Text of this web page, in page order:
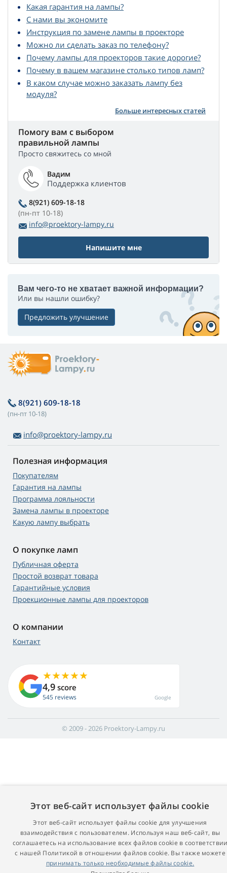
Какая гарантия на лампы?
С нами вы экономите
Инструкция по замене лампы в проекторе
Можно ли сделать заказ по телефону?
Почему лампы для проекторов такие дорогие?
Почему в вашем магазине столько типов ламп?
В каком случае можно заказать лампу без
модуля?
Больше интересных статей
Помогу вам с выбором
правильной лампы
Просто свяжитесь со мной
Вадим
Поддержка клиентов
8(921) 609-18-18
(пн-пт 10-18)
info@proektory-lampy.ru
Напишите мне
Вам чего-то не хватает важной информации?
Или вы нашли ошибку?
Предложить улучшение
8(921) 609-18-18
(пн-пт 10-18)
info@proektory-lampy.ru
Полезная информация
Покупателям
Гарантия на лампы
Программа лояльности
Замена лампы в проекторе
Какую лампу выбрать
О покупке ламп
Публичная оферта
Простой возврат товара
Гарантийные условия
Проекционные лампы для проекторов
О компании
Контакт
4,9 score
545 reviews Google
© 2009 - 2026 Proektory-Lampy.ru
Этот веб-сайт использует файлы cookie
Этот веб-сайт использует файлы cookie для улучшения
взаимодействия с пользователем. Используя наш веб-сайт, вы
соглашаетесь на использование всех файлов cookie в
с нашей Политикой в ​​отношении файлов cookie. Вы также можете
принимать только необходимые файлы cookie.